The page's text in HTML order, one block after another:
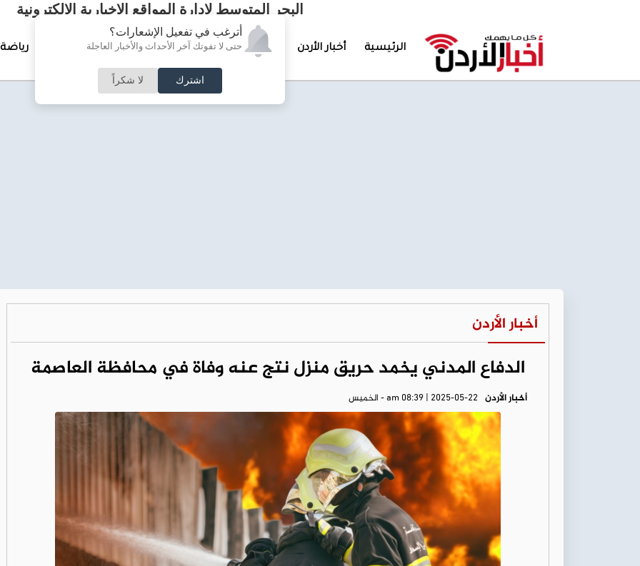
أترغب في تفعيل الإشعارات؟
حتى لا تفوتك آخر الأحداث والأخبار العاجلة
اشترك لا شكراً
البحر المتوسط لإدارة المواقع الإخبارية الالكترونية
الرئيسية أخبار الأردن تغطيات خاصة لقاء الأسبوع جرائم وحوادث رياضة
أخبار الأردن
الدفاع المدني يخمد حريق منزل نتج عنه وفاة في محافظة العاصمة
أخبار الأردن am 08:39 | 2025-05-22 - الخميس